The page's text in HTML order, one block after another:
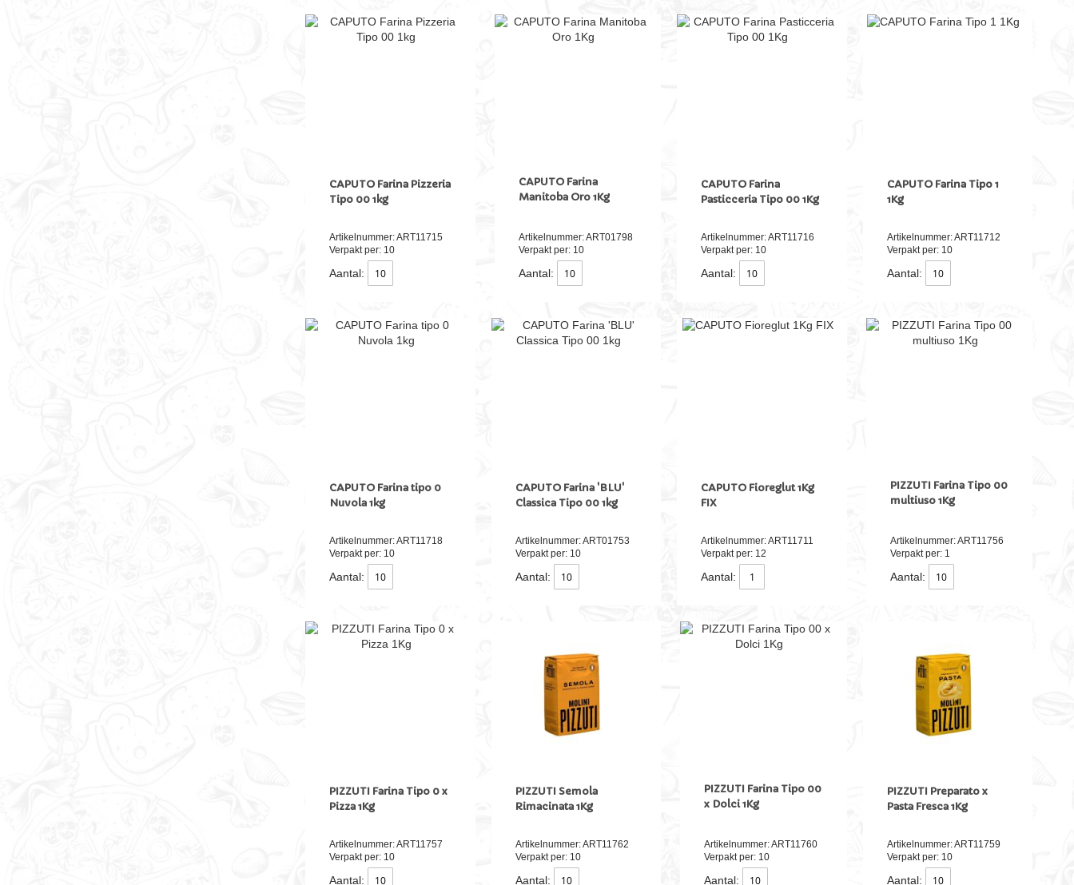
CAPUTO Farina Pizzeria
Tipo 00 1kg
Artikelnummer: ART11715
Verpakt per: 10
Aantal:
CAPUTO Farina
Manitoba Oro 1Kg
Artikelnummer: ART01798
Verpakt per: 10
Aantal:
CAPUTO Farina
Pasticceria Tipo 00 1Kg
Artikelnummer: ART11716
Verpakt per: 10
Aantal:
CAPUTO Farina Tipo 1
1Kg
Artikelnummer: ART11712
Verpakt per: 10
Aantal:
CAPUTO Farina tipo 0
Nuvola 1kg
Artikelnummer: ART11718
Verpakt per: 10
Aantal:
CAPUTO Farina 'BLU'
Classica Tipo 00 1kg
Artikelnummer: ART01753
Verpakt per: 10
Aantal:
CAPUTO Fioreglut 1Kg
FIX
Artikelnummer: ART11711
Verpakt per: 12
Aantal:
PIZZUTI Farina Tipo 00
multiuso 1Kg
Artikelnummer: ART11756
Verpakt per: 1
Aantal:
PIZZUTI Farina Tipo 0 x
Pizza 1Kg
Artikelnummer: ART11757
Verpakt per: 10
Aantal:
PIZZUTI Semola
Rimacinata 1Kg
Artikelnummer: ART11762
Verpakt per: 10
Aantal:
PIZZUTI Farina Tipo 00
x Dolci 1Kg
Artikelnummer: ART11760
Verpakt per: 10
Aantal:
PIZZUTI Preparato x
Pasta Fresca 1Kg
Artikelnummer: ART11759
Verpakt per: 10
Aantal: